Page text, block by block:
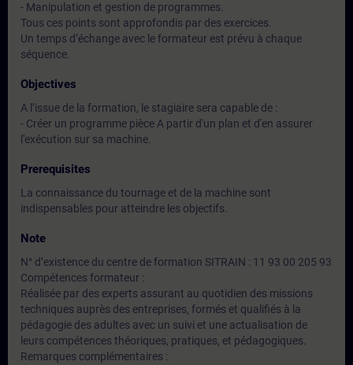
- Manipulation et gestion de programmes.
Tous ces points sont approfondis par des exercices.
Un temps d’échange avec le formateur est prévu à chaque
séquence.
Objectives
A l’issue de la formation, le stagiaire sera capable de :
- Créer un programme pièce A partir d'un plan et d'en assurer
l'exécution sur sa machine.
Prerequisites
La connaissance du tournage et de la machine sont
indispensables pour atteindre les objectifs.
Note
N° d’existence du centre de formation SITRAIN : 11 93 00 205 93
Compétences formateur :
Réalisée par des experts assurant au quotidien des missions
techniques auprès des entreprises, formés et qualifiés à la
pédagogie des adultes avec un suivi et une actualisation de
leurs compétences théoriques, pratiques, et pédagogiques.
Remarques complémentaires :